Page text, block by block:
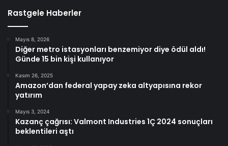
Rastgele Haberler
Mayıs 8, 2026
Diğer metro istasyonları benzemiyor diye ödül aldı!
Günde 15 bin kişi kullanıyor
Kasım 26, 2025
Amazon’dan federal yapay zeka altyapısına rekor
yatırım
Mayıs 3, 2024
Kazanç çağrısı: Valmont Industries 1Ç 2024 sonuçları
beklentileri aştı